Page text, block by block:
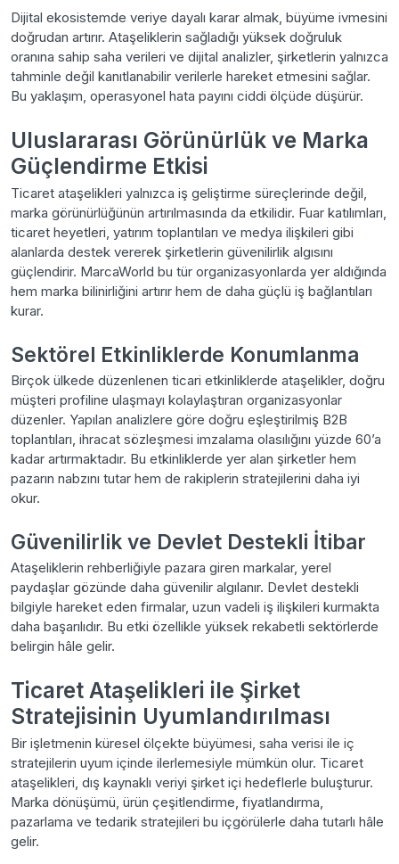
Dijital ekosistemde veriye dayalı karar almak, büyüme ivmesini
doğrudan artırır. Ataşeliklerin sağladığı yüksek doğruluk
oranına sahip saha verileri ve dijital analizler, şirketlerin yalnızca
tahminle değil kanıtlanabilir verilerle hareket etmesini sağlar.
Bu yaklaşım, operasyonel hata payını ciddi ölçüde düşürür.
Uluslararası Görünürlük ve Marka
Güçlendirme Etkisi
Ticaret ataşelikleri yalnızca iş geliştirme süreçlerinde değil,
marka görünürlüğünün artırılmasında da etkilidir. Fuar katılımları,
ticaret heyetleri, yatırım toplantıları ve medya ilişkileri gibi
alanlarda destek vererek şirketlerin güvenilirlik algısını
güçlendirir. MarcaWorld bu tür organizasyonlarda yer aldığında
hem marka bilinirliğini artırır hem de daha güçlü iş bağlantıları
kurar.
Sektörel Etkinliklerde Konumlanma
Birçok ülkede düzenlenen ticari etkinliklerde ataşelikler, doğru
müşteri profiline ulaşmayı kolaylaştıran organizasyonlar
düzenler. Yapılan analizlere göre doğru eşleştirilmiş B2B
toplantıları, ihracat sözleşmesi imzalama olasılığını yüzde 60’a
kadar artırmaktadır. Bu etkinliklerde yer alan şirketler hem
pazarın nabzını tutar hem de rakiplerin stratejilerini daha iyi
okur.
Güvenilirlik ve Devlet Destekli İtibar
Ataşeliklerin rehberliğiyle pazara giren markalar, yerel
paydaşlar gözünde daha güvenilir algılanır. Devlet destekli
bilgiyle hareket eden firmalar, uzun vadeli iş ilişkileri kurmakta
daha başarılıdır. Bu etki özellikle yüksek rekabetli sektörlerde
belirgin hâle gelir.
Ticaret Ataşelikleri ile Şirket
Stratejisinin Uyumlandırılması
Bir işletmenin küresel ölçekte büyümesi, saha verisi ile iç
stratejilerin uyum içinde ilerlemesiyle mümkün olur. Ticaret
ataşelikleri, dış kaynaklı veriyi şirket içi hedeflerle buluşturur.
Marka dönüşümü, ürün çeşitlendirme, fiyatlandırma,
pazarlama ve tedarik stratejileri bu içgörülerle daha tutarlı hâle
gelir.